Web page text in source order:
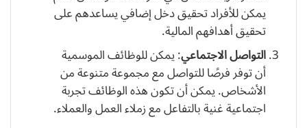
يمكن للأفراد تحقيق دخل إضافي يساعدهم على
تحقيق أهدافهم المالية.
التواصل الاجتماعي: يمكن للوظائف الموسمية
أن توفر فرصًا للتواصل مع مجموعة متنوعة من
الأشخاص. يمكن أن تكون هذه الوظائف تجربة
اجتماعية غنية بالتفاعل مع زملاء العمل والعملاء.